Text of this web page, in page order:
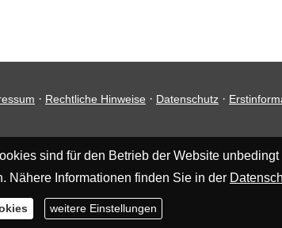
· Rechtliche Hinweise · Datenschutz ·
sind für den Betrieb der Website
Nähere Informationen finden Sie in der
weitere Einstellungen